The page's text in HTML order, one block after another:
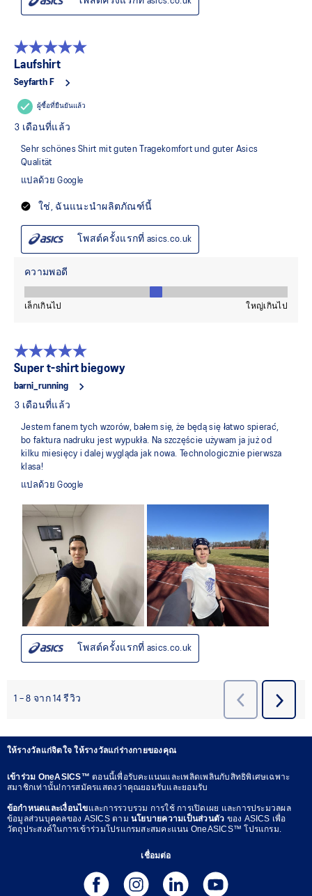
ให้รางวัลแก่จิตใจ ให้รางวัลแก่ร่างกายของคุณ
เข้าร่วม OneASICS™ตอนนี้เพื่อรับคะแนนและเพลิดเพลินกับสิทธิพิเศษเฉพาะ
สมาชิกเท่านั้น!การสมัครแสดงว่าคุณยอมรับและยอมรับ
ข้อกำหนดและเงื่อนไขและการรวบรวม การใช้ การเปิดเผย และการประมวลผล
ข้อมูลส่วนบุคคลของ ASICS ตาม นโยบายความเป็นส่วนตัว ของ ASICS เพื่อ
วัตถุประสงค์ในการเข้าร่วมโปรแกรมสะสมคะแนน OneASICS™ โปรแกรม.
เชื่อมต่อ